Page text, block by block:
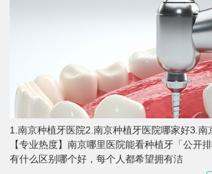
1.南京种植牙医院2.南京种植牙医院哪家好3.南
【专业热度】南京哪里医院能看种植牙「公开
有什么区别哪个好，每个人都希望拥有洁